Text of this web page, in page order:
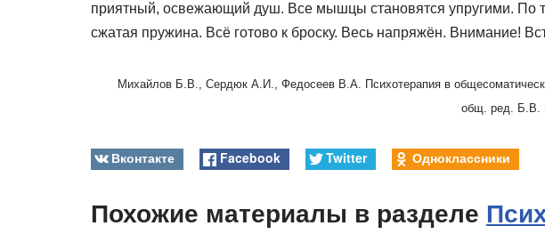
приятный, освежающий душ. Все мышцы становятся упругими. По
сжатая пружина. Всё готово к броску. Весь напряжён. Внимание!
Михайлов Б.В., Сердюк А.И., Федосеев В.А. Психотерапия в
общ. ред. Б.В.
Вконтакте Facebook Twitter Одноклассники
Похожие материалы в разделе